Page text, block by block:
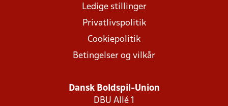
Ledige stillinger
Privatlivspolitik
Cookiepolitik
Betingelser og vilkår
Dansk Boldspil-Union
DBU Allé 1